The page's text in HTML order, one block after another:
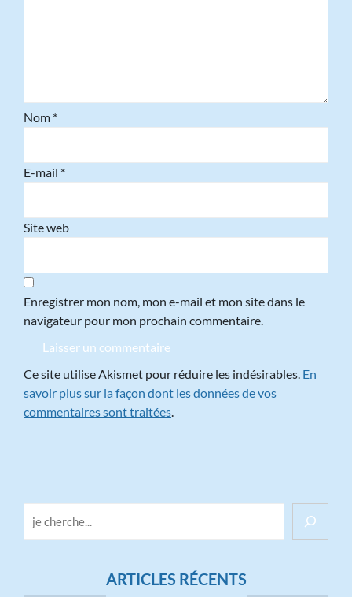
Nom *
E-mail *
Site web
Enregistrer mon nom, mon e-mail et mon site dans le
navigateur pour mon prochain commentaire.
Ce site utilise Akismet pour réduire les indésirables. En
savoir plus sur la façon dont les données de vos
commentaires sont traitées.
ARTICLES RÉCENTS